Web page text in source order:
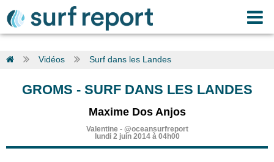
Vidéos Surf dans les Landes
GROMS - SURF DANS LES LANDES
Maxime Dos Anjos
Valentine- @oceansurfreport
lundi 2 juin 2014 à 04h00